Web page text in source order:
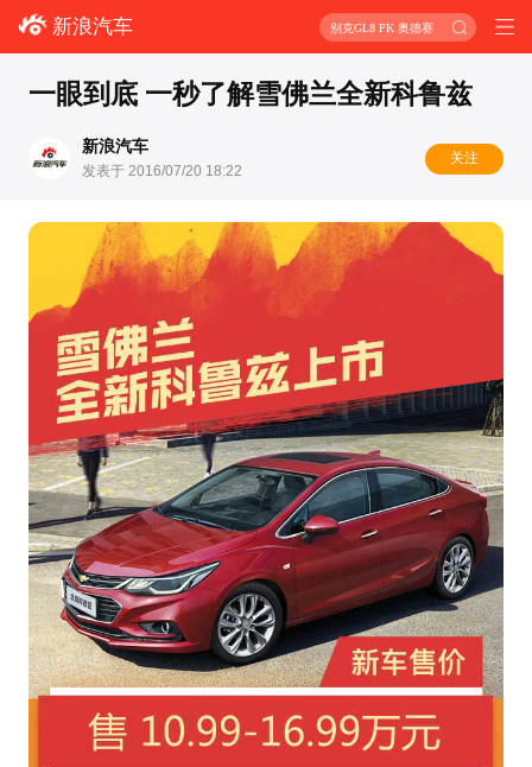
新浪汽车 别克GL8 PK 奥德赛
一眼到底 一秒了解雪佛兰全新科鲁兹
新浪汽车
发表于 2016/07/20 18:22
关注